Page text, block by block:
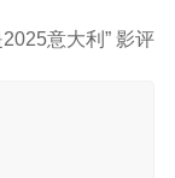
意大利” 影评